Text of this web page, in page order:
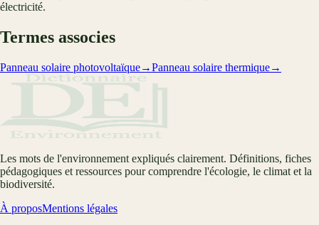
électricité.
Termes associes
Panneau solaire photovoltaïque→Panneau solaire thermique→
Les mots de l'environnement expliqués clairement. Définitions, fiches
pédagogiques et ressources pour comprendre l'écologie, le climat et la
biodiversité.
À proposMentions légales